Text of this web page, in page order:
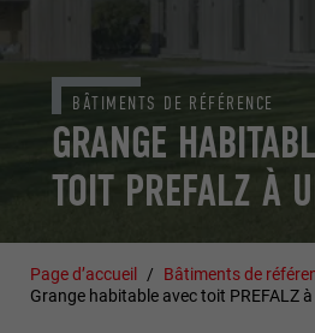
GRANGE
TOIT PREFALZ À
BÂTIMENTS DE RÉFÉRENCE
Page d’accueil
Bâtiments de
Grange habitable avec toit PREFALZ